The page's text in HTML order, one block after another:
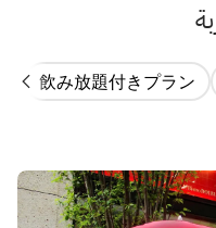
飲み放題付きプラン